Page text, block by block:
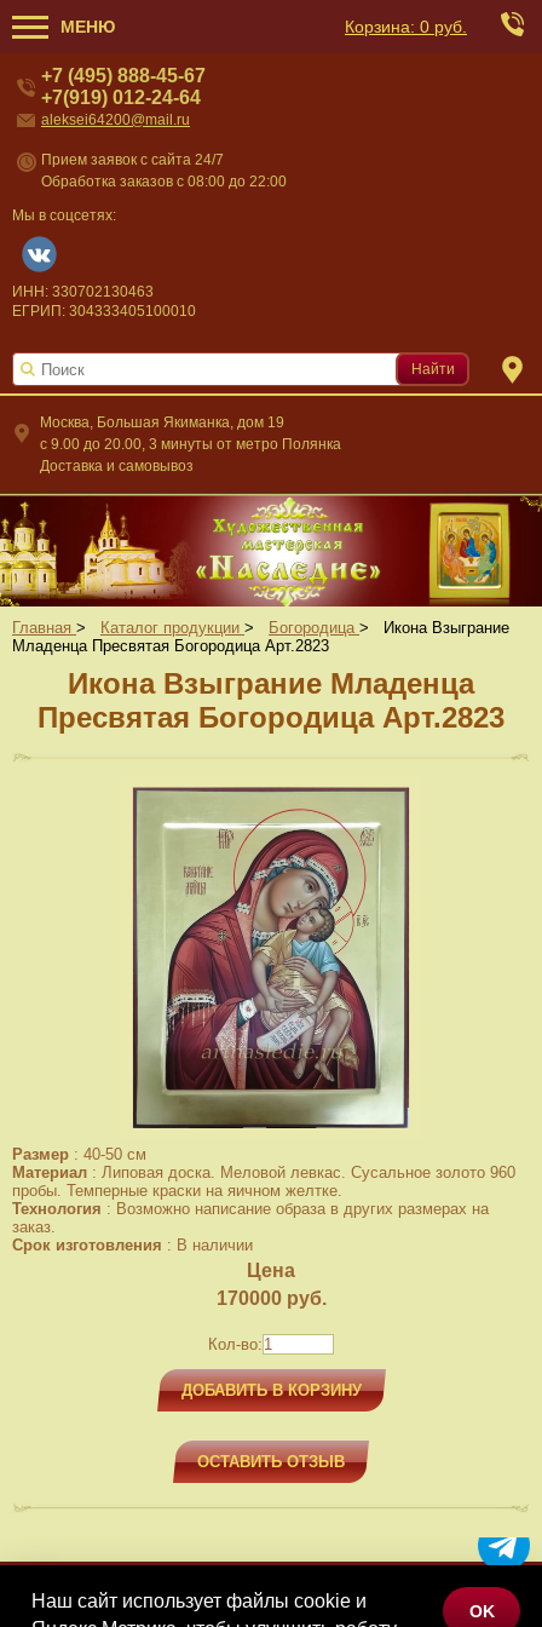
МЕНЮ Корзина: 0 руб.
Москва, Большая Якиманка, дом 19
c 9.00 до 20.00, 3 минуты от метро Полянка
Доставка и самовывоз
+7 (495) 888-45-67
+7(919) 012-24-64
aleksei64200@mail.ru
Прием заявок с сайта 24/7
Обработка заказов с 08:00 до 22:00
Мы в соцсетях:
ИНН: 330702130463
ЕГРИП: 304333405100010
Найти
Главная > Каталог продукции > Богородица >
Икона Взыграние
Младенца Пресвятая Богородица Арт.2823
Икона Взыграние Младенца
Пресвятая Богородица Арт.2823
Размер : 40-50 см
Материал : Липовая доска. Меловой левкас. Сусальное золото 960
пробы. Темперные краски на яичном желтке.
Технология : Возможно написание образа в других размерах на
заказ.
Срок изготовления : В наличии
Цена
170000руб.
Кол-во:
ДОБАВИТЬ В КОРЗИНУ
ОСТАВИТЬ ОТЗЫВ
МЕНЮ
Наш сайт использует файлы cookie и
OK